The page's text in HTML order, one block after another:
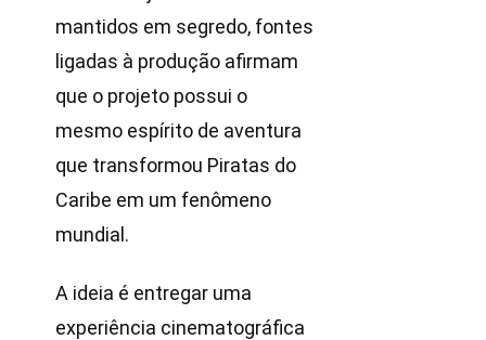
mantidos em segredo, fontes
ligadas à produção afirmam
que o projeto possui o
mesmo espírito de aventura
que transformou Piratas do
Caribe em um fenômeno
mundial.
A ideia é entregar uma
experiência cinematográfica